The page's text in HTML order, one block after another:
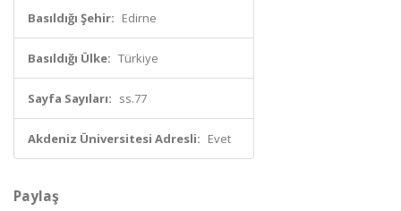
Basıldığı Şehir: Edirne
Basıldığı Ülke: Türkiye
Sayfa Sayıları: ss.77
Akdeniz Üniversitesi Adresli: Evet
Paylaş